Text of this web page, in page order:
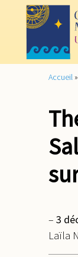
Accueil »
– 3
Laïla